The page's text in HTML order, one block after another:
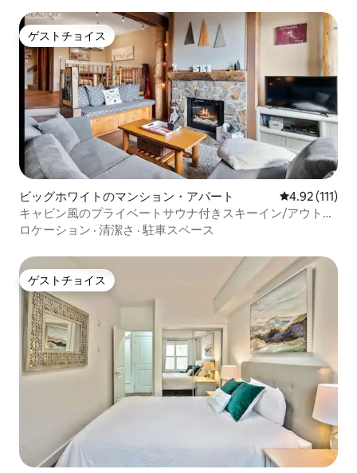
ゲストチョイス
ゲストチョイス
ビッグホワイトのマンション・アパート レビュー111
4.92 (111)
キャビン風のプライベートサウナ付きスキーイン/アウトコ
ンドミニアム
ロケーション · 清潔さ · 駐車スペース
ゲストチョイス
ゲストチョイス